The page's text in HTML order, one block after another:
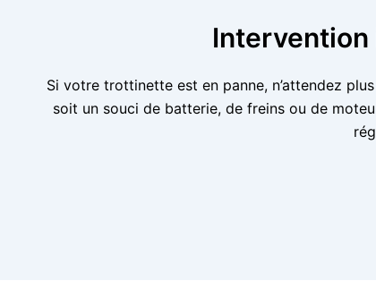
Si votre trottinette est en panne, n’attendez
soit un souci de batterie, de freins ou de